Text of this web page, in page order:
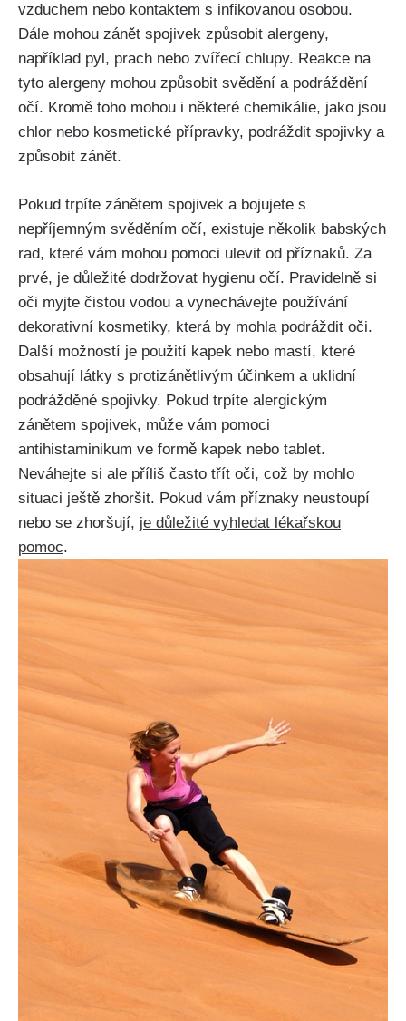
‍vzduchem ⁤nebo kontaktem s ⁤infikovanou ⁣osobou.
Dále mohou zánět ⁣spojivek způsobit alergeny,⁤
například pyl, prach ‌nebo‌ zvířecí chlupy. Reakce ‍na
tyto alergeny mohou ⁤způsobit ⁤svědění a podráždění ​
očí.​ Kromě⁣ toho mohou ‌i ⁢některé⁢ chemikálie, jako jsou
chlor nebo kosmetické⁣ přípravky, podráždit spojivky a
způsobit zánět.
Pokud trpíte zánětem spojivek a bojujete ‍s
‌nepříjemným svěděním očí, ⁤existuje několik babských
rad, které vám mohou ​pomoci⁢ ulevit od příznaků. Za
prvé, je ⁤důležité dodržovat hygienu ‌očí. Pravidelně si
oči myjte‌ čistou vodou a ‌vynechávejte používání
dekorativní ⁣kosmetiky, která by mohla podráždit oči.
Další možností ⁢je použití ⁢kapek ⁣nebo mastí, které
obsahují látky s ⁣protizánětlivým účinkem⁢ a uklidní
podrážděné ⁣spojivky. ⁤Pokud trpíte alergickým
zánětem spojivek, může ‍vám pomoci
antihistaminikum ve formě ⁣kapek‌ nebo ⁢tablet.
Neváhejte si ⁤ale příliš často třít oči, což ‍by mohlo
situaci ještě zhoršit. Pokud ⁣vám‍ příznaky neustoupí‌
nebo se zhoršují, je důležité vyhledat lékařskou
⁢pomoc.